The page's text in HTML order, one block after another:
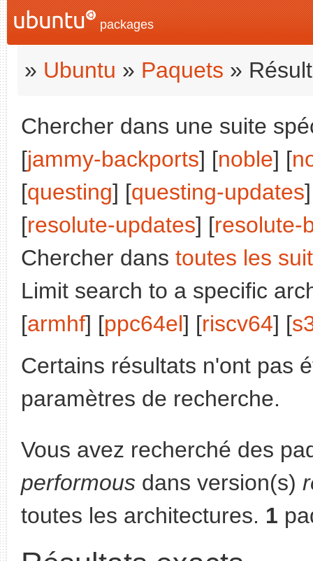
packages
» Ubuntu » Paquets »
Chercher dans une suite
[jammy-backports] [noble] [
[questing] [questing-updates
[resolute-updates] [resolute-
Chercher dans toutes les
Limit search to a specific
[armhf] [ppc64el] [riscv64] [
Certains résultats n'ont pas
paramètres de recherche.
Vous avez recherché des
performous dans version(s)
toutes les architectures. 1